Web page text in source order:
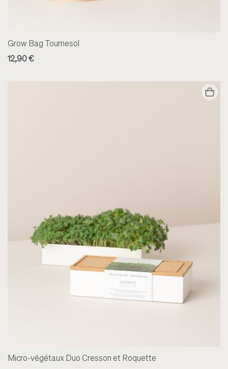
Grow Bag Tournesol
12,90 €
Micro-végétaux Duo Cresson et Roquette